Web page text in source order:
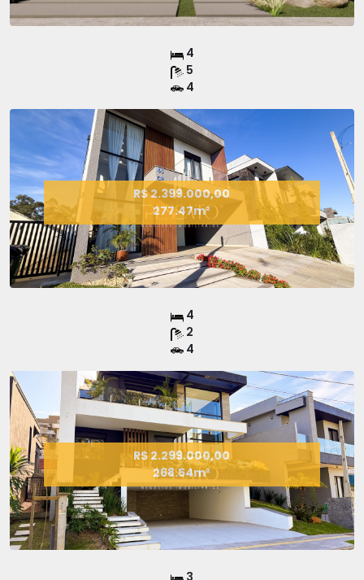
4
5
4
R$ 2.399.000,00
277.47m²
4
2
4
R$ 2.299.000,00
268.54m²